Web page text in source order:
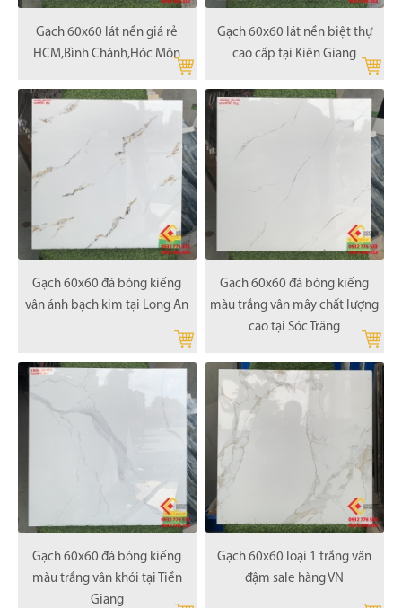
Gạch 60x60 lát nền giá rẻ
HCM,Bình Chánh,Hóc Môn
Gạch 60x60 lát nền biệt thự
cao cấp tại Kiên Giang
Gạch 60x60 đá bóng kiếng
vân ánh bạch kim tại Long An
Gạch 60x60 đá bóng kiếng
màu trắng vân mây chất lượng
cao tại Sóc Trăng
Gạch 60x60 đá bóng kiếng
màu trắng vân khói tại Tiền
Giang
Gạch 60x60 loại 1 trắng vân
đậm sale hàng VN